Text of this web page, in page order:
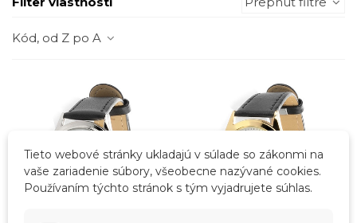
Kód, od Z po A
Tieto webové stránky ukladajú v súlade so zákonmi na
vaše zariadenie súbory, všeobecne nazývané cookies.
Používaním týchto stránok s tým vyjadrujete súhlas.